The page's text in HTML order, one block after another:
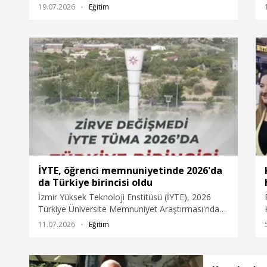
kuşaklardan binlerce mezunu kampüste
buluşturdu. Bu yıl 70'inci kuruluş yılını kutlayan
üniversitenin güçlü mezun ağı ve kuşaktan
kuşağa aktarılan kurum kültürünü bir kez daha
gözler önüne serdi.
19.07.2026 Eğitim
İYTE, öğrenci memnuniyetinde 2026'da
da Türkiye birincisi oldu
İzmir Yüksek Teknoloji Enstitüsü (İYTE), 2026
Türkiye Üniversite Memnuniyet Araştırması'nda
(TÜMA) en yüksek öğrenci memnuniyetine sahip
rektör performansı değerlendirmesinde üst üste
11.07.2026 Eğitim